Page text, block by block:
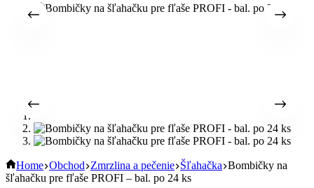
Home Obchod Zmrzlina a pečenie Šľahačka Bombičky na
šľahačku pre fľaše PROFI – bal. po 24 ks